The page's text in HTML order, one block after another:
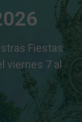
Fiestas
viernes 7 al